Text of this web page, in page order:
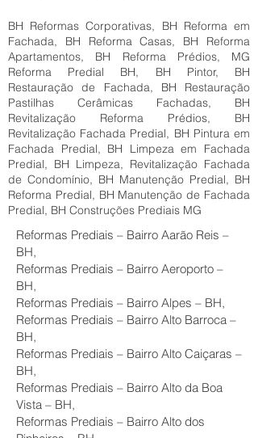
BH Reformas Corporativas, BH Reforma em
Fachada, BH Reforma Casas, BH Reforma
Apartamentos, BH Reforma Prédios, MG
Reforma Predial BH, BH Pintor, BH
Restauração de Fachada, BH Restauração
Pastilhas Cerâmicas Fachadas, BH
Revitalização Reforma Prédios, BH
Revitalização Fachada Predial, BH Pintura em
Fachada Predial, BH Limpeza em Fachada
Predial, BH Limpeza, Revitalização Fachada
de Condomínio, BH Manutenção Predial, BH
Reforma Predial, BH Manutenção de Fachada
Predial, BH Construções Prediais MG
Reformas Prediais – Bairro Aarão Reis –
BH,
Reformas Prediais – Bairro Aeroporto –
BH,
Reformas Prediais – Bairro Alpes – BH,
Reformas Prediais – Bairro Alto Barroca –
BH,
Reformas Prediais – Bairro Alto Caiçaras –
BH,
Reformas Prediais – Bairro Alto da Boa
Vista – BH,
Reformas Prediais – Bairro Alto dos